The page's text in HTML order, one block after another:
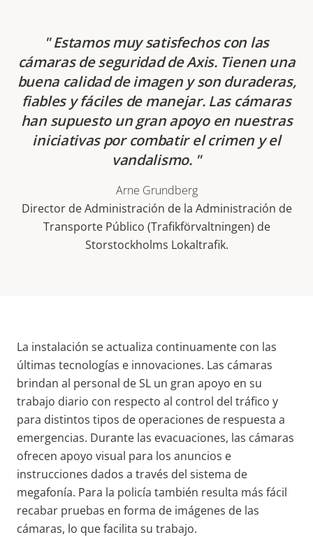
Estamos muy satisfechos con las
cámaras de seguridad de Axis. Tienen una
buena calidad de imagen y son duraderas,
fiables y fáciles de manejar. Las cámaras
han supuesto un gran apoyo en nuestras
iniciativas por combatir el crimen y el
vandalismo.
Arne Grundberg
Director de Administración de la Administración de
Transporte Público (Trafikförvaltningen) de
Storstockholms Lokaltrafik.
La instalación se actualiza continuamente con las
últimas tecnologías e innovaciones. Las cámaras
brindan al personal de SL un gran apoyo en su
trabajo diario con respecto al control del tráfico y
para distintos tipos de operaciones de respuesta a
emergencias. Durante las evacuaciones, las cámaras
ofrecen apoyo visual para los anuncios e
instrucciones dados a través del sistema de
megafonía. Para la policía también resulta más fácil
recabar pruebas en forma de imágenes de las
cámaras, lo que facilita su trabajo.